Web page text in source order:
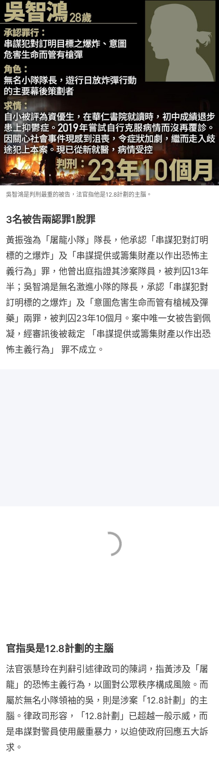
吳智鴻是判刑最重的被告，法官指他是12.8計劃的主腦。
3名被告兩認罪1脫罪
黃振強為「屠龍小隊」隊長，他承認「串謀犯對訂明
標的之爆炸」及「串謀提供或籌集財產以作出恐怖主
義行為」罪，他曾出庭指證其涉案隊員，被判囚13年
半；吳智鴻是無名激進小隊的隊長，承認「串謀犯對
訂明標的之爆炸」及「意圖危害生命而管有槍械及彈
藥」兩罪，被判囚23年10個月。案中唯一女被告劉佩
凝，經審訊後被裁定 「串謀提供或籌集財產以作出恐
怖主義行為」 罪不成立。
官指吳是12.8計劃的主腦
法官張慧玲在判辭引述律政司的陳詞，指黃涉及「屠
龍」的恐怖主義行為，以圖對公眾秩序構成風險。而
屬於無名小隊領袖的吳，則是涉案「12.8計劃」的主
腦。律政司形容，「12.8計劃」已超越一般示威，而
是串謀對警員使用嚴重暴力，以迫使政府回應五大訴
求。